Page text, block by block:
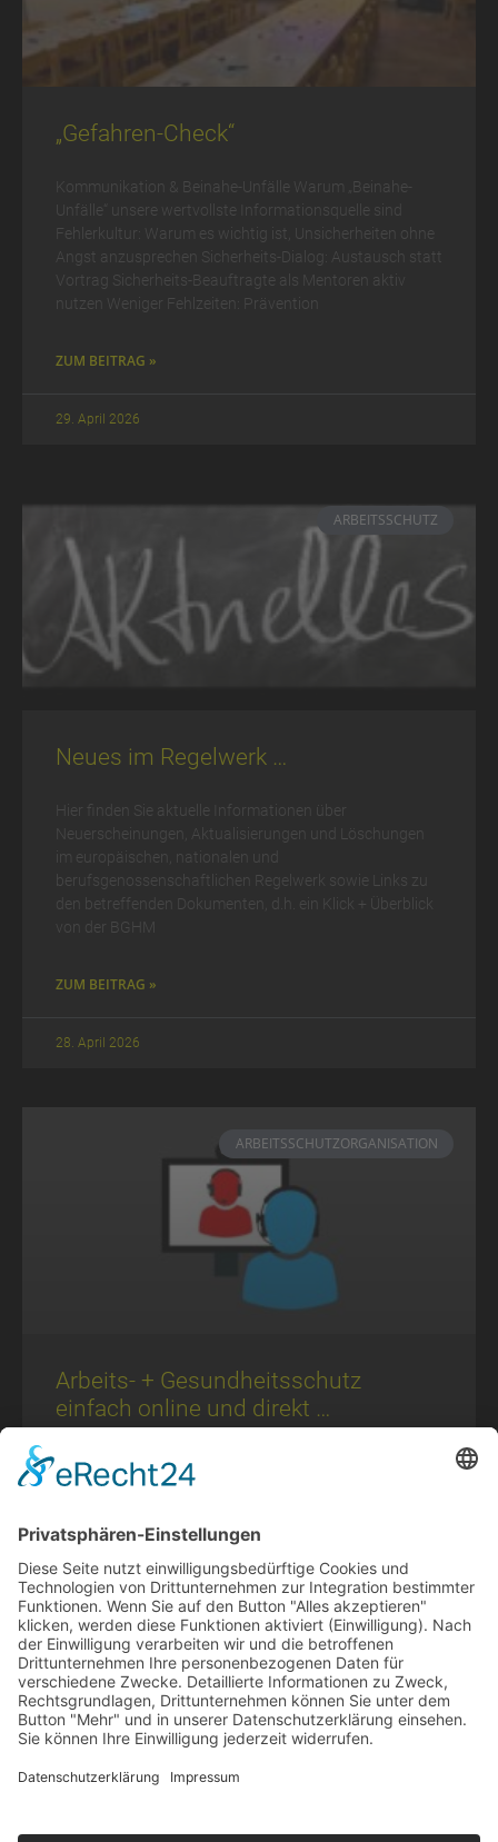
„Gefahren-Check“
Kommunikation & Beinahe-Unfälle Warum „Beinahe-
Unfälle“ unsere wertvollste Informationsquelle sind
Fehlerkultur: Warum es wichtig ist, Unsicherheiten ohne
Angst anzusprechen Sicherheits-Dialog: Austausch statt
Vortrag Sicherheits-Beauftragte als Mentoren aktiv
nutzen Weniger Fehlzeiten: Prävention
ZUM BEITRAG »
29. April 2026
ARBEITSSCHUTZ
Neues im Regelwerk …
Hier finden Sie aktuelle Informationen über
Neuerscheinungen, Aktualisierungen und Löschungen
im europäischen, nationalen und
berufsgenossenschaftlichen Regelwerk sowie Links zu
den betreffenden Dokumenten, d.h. ein Klick + Überblick
von der BGHM
ZUM BEITRAG »
28. April 2026
ARBEITSSCHUTZORGANISATION
Ar­beits- + Ge­sund­heits­schutz
einfach online und direkt …
EINFACH – EFFEKTIV – SCHNELL per Web und App eine
Expertenberatung einholen Beratung zur
nur ein Mausklick entfernt! Mit der ONLINE-
ZUM BEITRAG »
28. April 2026